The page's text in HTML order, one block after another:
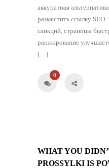
аккуратная
разместить ссылку
санкций, страницы
ранжирование
[…]
0
WHAT YOU
PROSSYLKI IS